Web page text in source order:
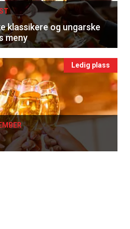
klassikere og ungarske
meny
Ledig plass